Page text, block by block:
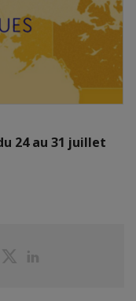
24 au 31 juillet
PartagerPartager